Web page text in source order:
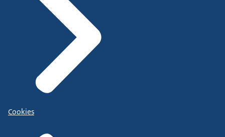
Cookies